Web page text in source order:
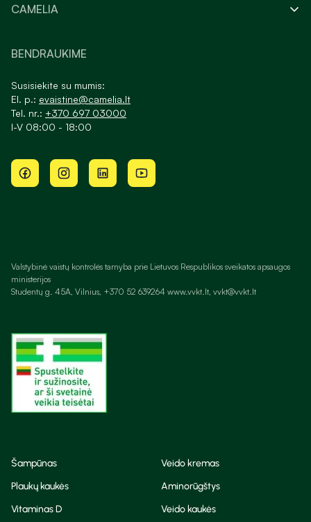
CAMELIA
BENDRAUKIME
Susisiekite su mumis:
El. p.: evaistine@camelia.lt
Tel. nr.: +370 697 03000
I-V 08:00 - 18:00
Valstybinė vaistų kontrolės tarnyba prie Lietuvos Respublikos sveikatos apsaugos
ministerijos
Studentų g. 45A, Vilnius, +370 52 639264 www.vvkt.lt, vvkt@vvkt.lt
Šampūnas
Veido kremas
Plaukų kaukės
Aminorūgštys
Vitaminas D
Veido kaukės